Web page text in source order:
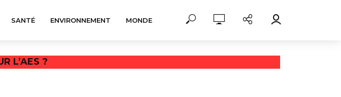
SANTÉ ENVIRONNEMENT MONDE
L’AES ?